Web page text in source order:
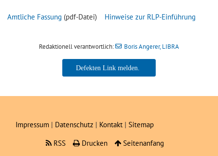
Amtliche Fassung (pdf-Datei) Hinweise zur RLP-Einführung
Redaktionell verantwortlich: Boris Angerer, LIBRA
Boris Angerer, LIBRA
Impressum | Datenschutz | Kontakt | Sitemap
RSS
Drucken Seitenanfang